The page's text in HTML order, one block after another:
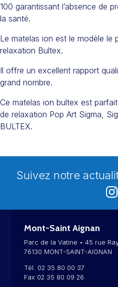
100 garantissant l’absence de
la santé.
Le matelas ion est le modèle le
relaxation Bultex.
Il offre un excellent rapport
grand nombre.
Ce matelas ion bultex est
de relaxation Pop Art Sigma,
BULTEX.
Suivez notre
Mont-Saint Aignan
Parc de la Vatine • 45 rue
76130 MONT-SAINT-AIGNAN
Tél. 02 35 80 00 37
Fax 02 35 80 09 26